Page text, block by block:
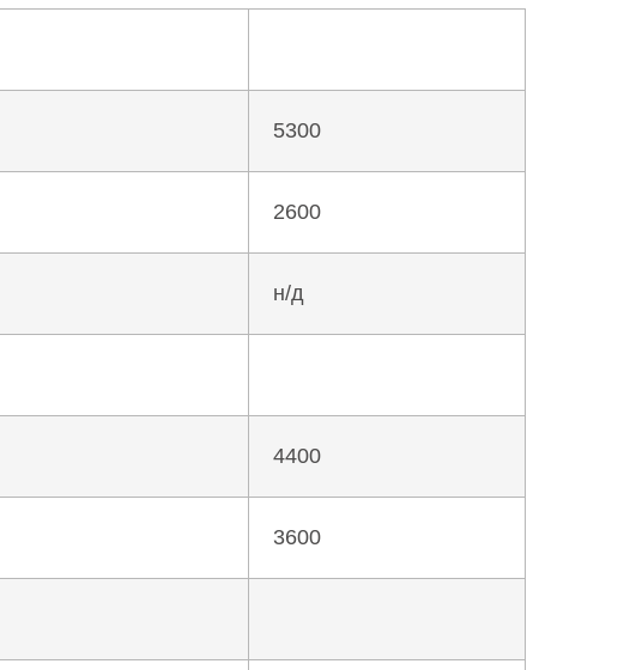
5300
2600
н/д
4400
3600